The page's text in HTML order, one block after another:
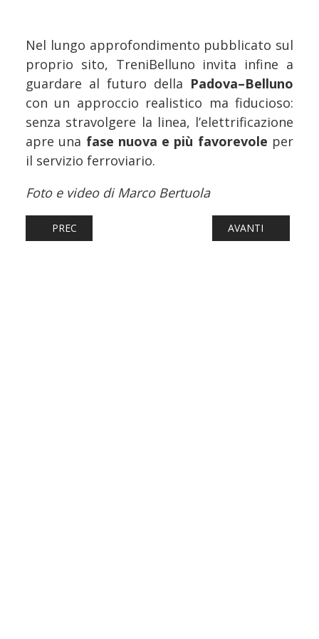
Nel lungo approfondimento pubblicato sul
proprio sito, TreniBelluno invita infine a
guardare al futuro della Padova–Belluno
con un approccio realistico ma fiducioso:
senza stravolgere la linea, l’elettrificazione
apre una fase nuova e più favorevole per
il servizio ferroviario.
Foto e video di Marco Bertuola
ARTICOLO PRECEDENTE: FERROVIE: TORNANO GLI
PREC ARTICOLO
AVANTI